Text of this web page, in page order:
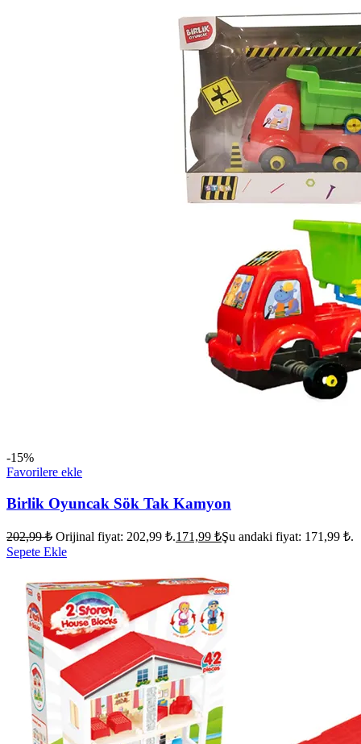
-15%
Favorilere ekle
Birlik Oyuncak Sök Tak Kamyon
202,99₺ Orijinal fiyat: 202,99 ₺.171,99 ₺Şu andaki fiyat: 171,99 ₺.
Sepete Ekle